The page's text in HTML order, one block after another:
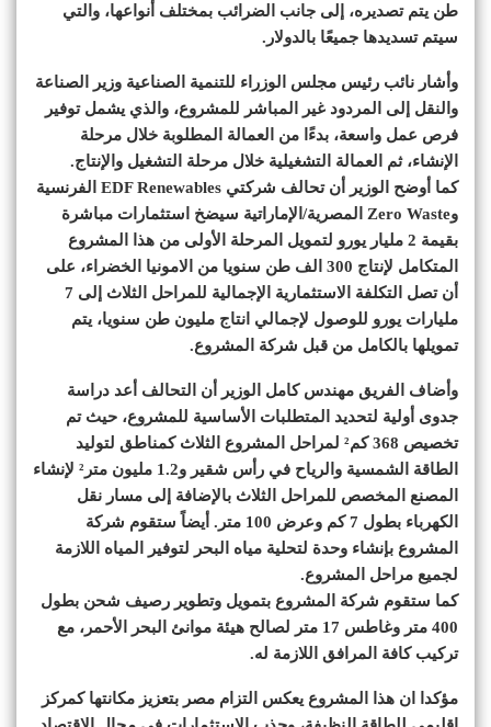
طن يتم تصديره، إلى جانب الضرائب بمختلف أنواعها، والتي
سيتم تسديدها جميعًا بالدولار.
وأشار نائب رئيس مجلس الوزراء للتنمية الصناعية وزير الصناعة
والنقل إلى المردود غير المباشر للمشروع، والذي يشمل توفير
فرص عمل واسعة، بدءًا من العمالة المطلوبة خلال مرحلة
الإنشاء، ثم العمالة التشغيلية خلال مرحلة التشغيل والإنتاج.
كما أوضح الوزير أن تحالف شركتي EDF Renewables الفرنسية
وZero Waste المصرية/الإماراتية سيضخ استثمارات مباشرة
بقيمة 2 مليار يورو لتمويل المرحلة الأولى من هذا المشروع
المتكامل لإنتاج 300 الف طن سنويا من الامونيا الخضراء، على
أن تصل التكلفة الاستثمارية الإجمالية للمراحل الثلاث إلى 7
مليارات يورو للوصول لإجمالي انتاج مليون طن سنويا، يتم
تمويلها بالكامل من قبل شركة المشروع.
وأضاف الفريق مهندس كامل الوزير أن التحالف أعد دراسة
جدوى أولية لتحديد المتطلبات الأساسية للمشروع، حيث تم
تخصيص 368 كم² لمراحل المشروع الثلاث كمناطق لتوليد
الطاقة الشمسية والرياح في رأس شقير و1.2 مليون متر² لإنشاء
المصنع المخصص للمراحل الثلاث بالإضافة إلى مسار نقل
الكهرباء بطول 7 كم وعرض 100 متر. أيضاً ستقوم شركة
المشروع بإنشاء وحدة لتحلية مياه البحر لتوفير المياه اللازمة
لجميع مراحل المشروع.
كما ستقوم شركة المشروع بتمويل وتطوير رصيف شحن بطول
400 متر وغاطس 17 متر لصالح هيئة موانئ البحر الأحمر، مع
تركيب كافة المرافق اللازمة له.
مؤكدا ان هذا المشروع يعكس التزام مصر بتعزيز مكانتها كمركز